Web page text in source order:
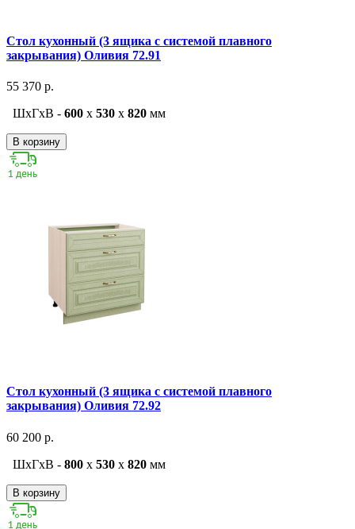
Стол кухонный (3 ящика с системой плавного
закрывания) Оливия 72.91
55 370 р.
ШxГxВ - 600 x 530 x 820 мм
В корзину
Стол кухонный (3 ящика с системой плавного
закрывания) Оливия 72.92
60 200 р.
ШxГxВ - 800 x 530 x 820 мм
В корзину